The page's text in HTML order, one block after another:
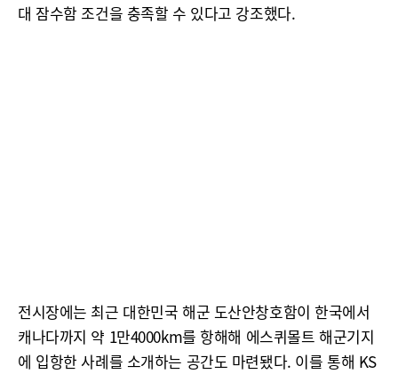
대 잠수함 조건을 충족할 수 있다고 강조했다.
전시장에는 최근 대한민국 해군 도산안창호함이 한국에서
캐나다까지 약 1만4000km를 항해해 에스퀴몰트 해군기지
에 입항한 사례를 소개하는 공간도 마련됐다. 이를 통해 KS